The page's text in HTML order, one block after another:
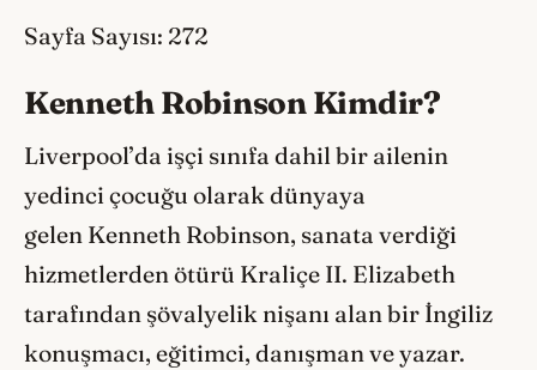
Sayfa Sayısı: 272
Kenneth Robinson Kimdir?
Liverpool’da işçi sınıfa dahil bir ailenin
yedinci çocuğu olarak dünyaya
gelen Kenneth Robinson, sanata verdiği
hizmetlerden ötürü Kraliçe II. Elizabeth
tarafından şövalyelik nişanı alan bir İngiliz
konuşmacı, eğitimci, danışman ve yazar.